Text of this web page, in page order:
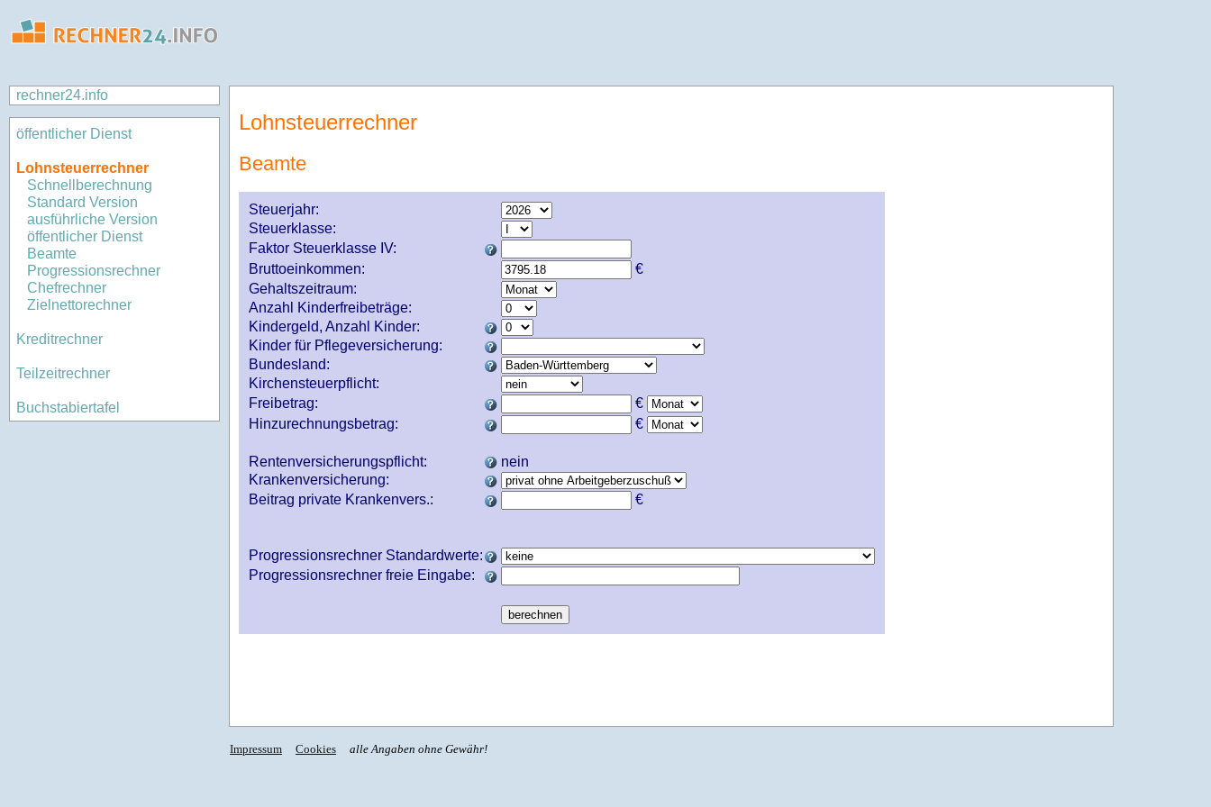
rechner24.info
öffentlicher Dienst
Lohnsteuerrechner
Schnellberechnung
Standard Version
ausführliche Version
öffentlicher Dienst
Beamte
Progressionsrechner
Chefrechner
Zielnettorechner
Kreditrechner
Teilzeitrechner
Buchstabiertafel
Lohnsteuerrechner
Beamte
Steuerjahr:
Steuerklasse:
Faktor Steuerklasse IV:
Bruttoeinkommen:
€
Gehaltszeitraum:
Anzahl Kinderfreibeträge:
Kindergeld, Anzahl Kinder:
Kinder für Pflegeversicherung:
Bundesland:
Kirchensteuerpflicht:
Freibetrag:
€
Hinzurechnungsbetrag:
€
Rentenversicherungspflicht:
nein
Krankenversicherung:
Beitrag private Krankenvers.:
€
Progressionsrechner Standardwerte:
Progressionsrechner freie Eingabe:
Impressum Cookies alle Angaben ohne Gewähr!